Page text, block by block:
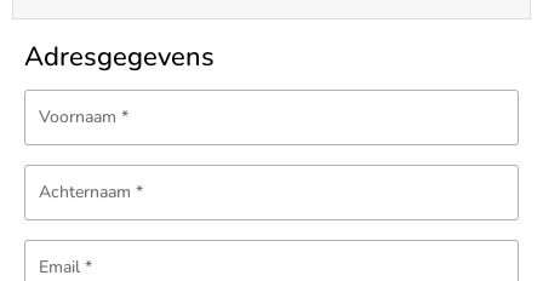
Adresgegevens
Voornaam *
Achternaam *
Email *